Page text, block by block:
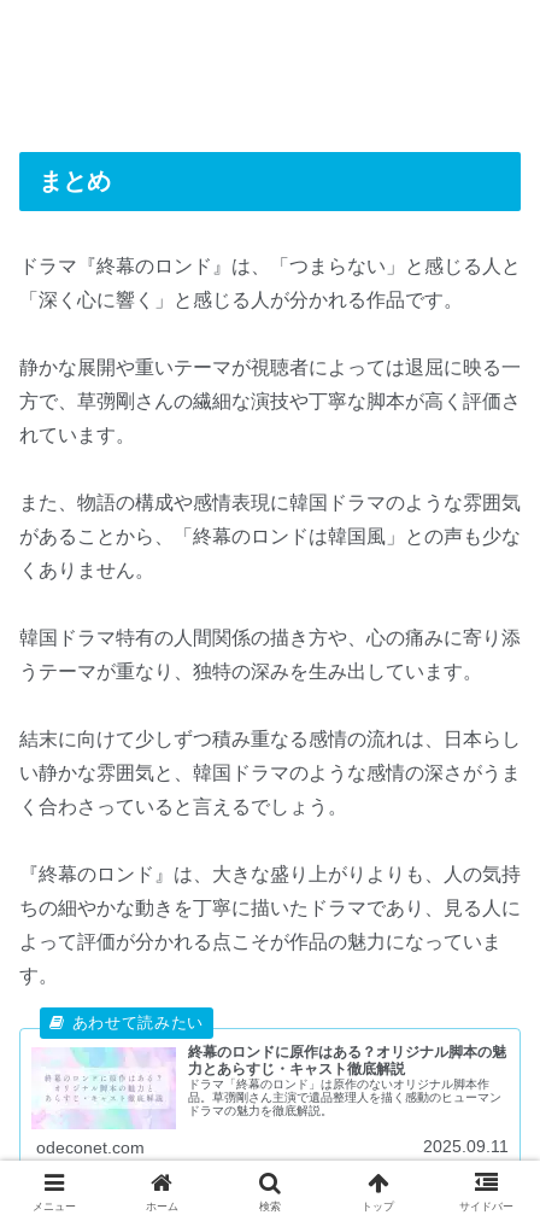
まとめ
ドラマ『終幕のロンド』は、「つまらない」と感じる人と
「深く心に響く」と感じる人が分かれる作品です。
静かな展開や重いテーマが視聴者によっては退屈に映る一
方で、草彅剛さんの繊細な演技や丁寧な脚本が高く評価さ
れています。
また、物語の構成や感情表現に韓国ドラマのような雰囲気
があることから、「終幕のロンドは韓国風」との声も少な
くありません。
韓国ドラマ特有の人間関係の描き方や、心の痛みに寄り添
うテーマが重なり、独特の深みを生み出しています。
結末に向けて少しずつ積み重なる感情の流れは、日本らし
い静かな雰囲気と、韓国ドラマのような感情の深さがうま
く合わさっていると言えるでしょう。
『終幕のロンド』は、大きな盛り上がりよりも、人の気持
ちの細やかな動きを丁寧に描いたドラマであり、見る人に
よって評価が分かれる点こそが作品の魅力になっていま
す。
終幕のロンドに原作はある？オリジナル脚本の魅
力とあらすじ・キャスト徹底解説
ドラマ「終幕のロンド」は原作のないオリジナル脚本作
品。草彅剛さん主演で遺品整理人を描く感動のヒューマン
ドラマの魅力を徹底解説。
odeconet.com 2025.09.11
メニュー ホーム 検索 トップ サイドバー